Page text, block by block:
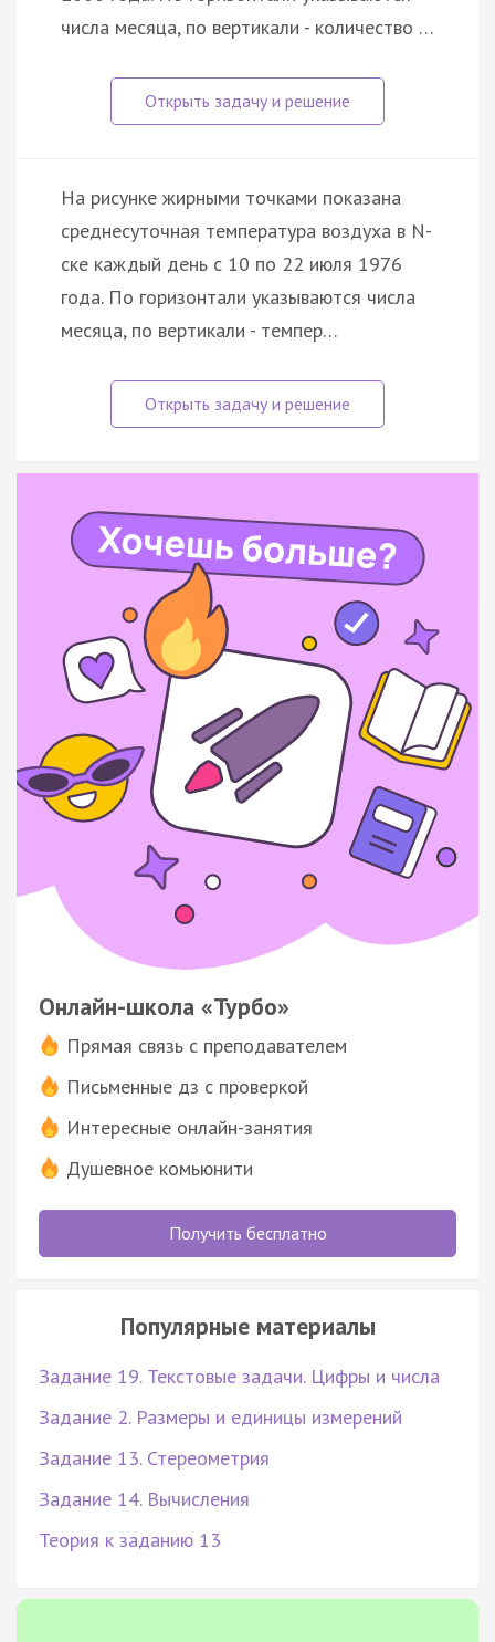
числа месяца, по вертикали - количество …
На рисунке жирными точками показана
среднесуточная температура воздуха в N-
ске каждый день с 10 по 22 июля 1976
года. По горизонтали указываются числа
месяца, по вертикали - темпер…
Онлайн-школа «Турбо»
Прямая связь с преподавателем
Письменные дз с проверкой
Интересные онлайн-занятия
Душевное комьюнити
Получить бесплатно
Популярные материалы
Задание 19. Текстовые задачи. Цифры и числа
Задание 2. Размеры и единицы измерений
Задание 13. Стереометрия
Задание 14. Вычисления
Теория к заданию 13